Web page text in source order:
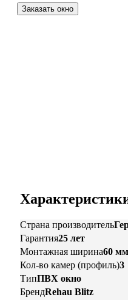
Заказать окно
Страна производитель
Гарантия25 лет
Монтажная ширина60 мм
Кол-во камер (профиль)3
ТипПВХ окно
БрендRehau Blitz